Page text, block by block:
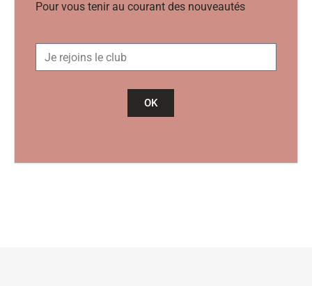
Pour vous tenir au courant des nouveautés
OK